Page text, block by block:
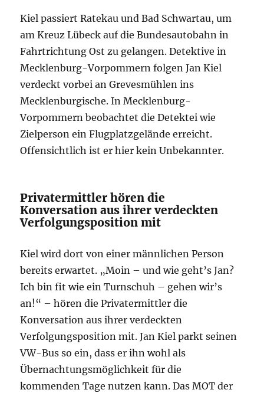
Kiel passiert Ratekau und Bad Schwartau, um
am Kreuz Lübeck auf die Bundesautobahn in
Fahrtrichtung Ost zu gelangen. Detektive in
Mecklenburg-Vorpommern folgen Jan Kiel
verdeckt vorbei an Grevesmühlen ins
Mecklenburgische. In Mecklenburg-
Vorpommern beobachtet die Detektei wie
Zielperson ein Flugplatzgelände erreicht.
Offensichtlich ist er hier kein Unbekannter.
Privatermittler hören die
Konversation aus ihrer verdeckten
Verfolgungsposition mit
Kiel wird dort von einer männlichen Person
bereits erwartet. „Moin – und wie geht’s Jan?
Ich bin fit wie ein Turnschuh – gehen wir’s
an!“ – hören die Privatermittler die
Konversation aus ihrer verdeckten
Verfolgungsposition mit. Jan Kiel parkt seinen
VW-Bus so ein, dass er ihn wohl als
Übernachtungsmöglichkeit für die
kommenden Tage nutzen kann. Das MOT der